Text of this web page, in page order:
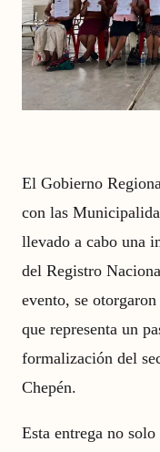
El Gobierno
con las
llevado a cabo una
del Registro
evento, se
que representa un
formalización del
Chepén.
Esta entrega no